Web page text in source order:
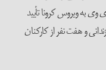
به ویروس کرونا تأیید
انجام آزمایش معلوم شد ۲۰۰ نفر زندانی و هفت نفر از کارکنان